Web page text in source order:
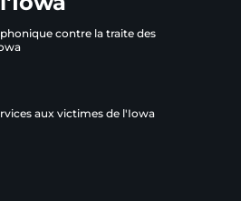
contre la traite des
aux victimes de l'Iowa